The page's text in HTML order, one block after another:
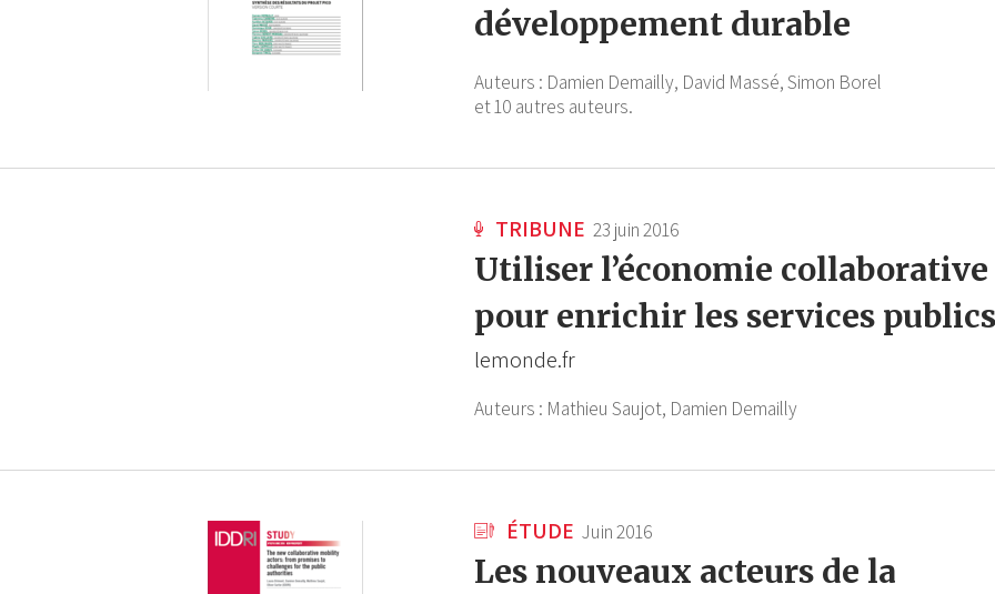
développement durable
Auteurs : Damien Demailly, David Massé,Simon Borel
et 10 autres auteurs.
TRIBUNE 23 juin 2016
Utiliser l’économie collaborative
pour enrichir les services publics
lemonde.fr
Auteurs : Mathieu Saujot, Damien Demailly
ÉTUDE Juin 2016
Les nouveaux acteurs de la